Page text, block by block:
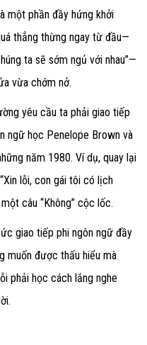
một phần đầy hứng khởi
thẳng thừng ngay từ đầu—
ta sẽ sớm ngủ với nhau”—
vừa chớm nở.
yêu cầu ta phải giao tiếp
ngữ học Penelope Brown và
năm 1980. Ví dụ, quay lại
lỗi, con gái tôi có lịch
câu “Không” cộc lốc.
giao tiếp phi ngôn ngữ đầy
muốn được thấu hiểu mà
phải học cách lắng nghe